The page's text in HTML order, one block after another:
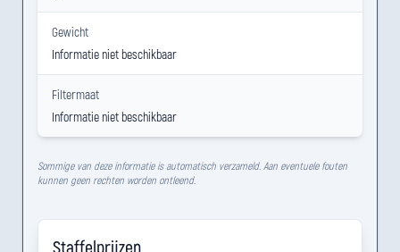
Gewicht
Informatie niet beschikbaar
Filtermaat
Informatie niet beschikbaar
Sommige van deze informatie is automatisch verzameld. Aan eventuele fouten
kunnen geen rechten worden ontleend.
Staffelprijzen